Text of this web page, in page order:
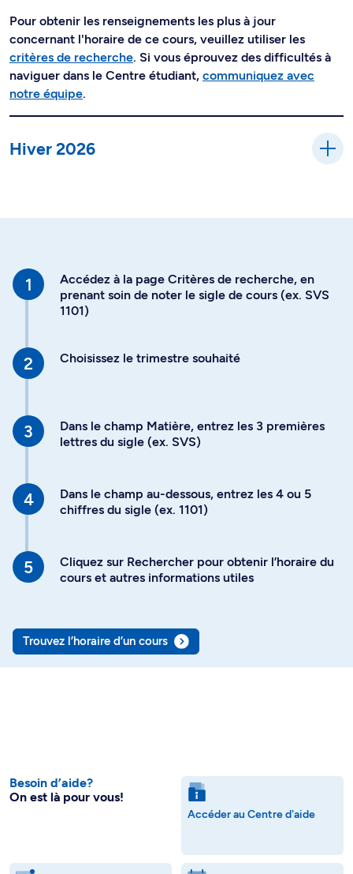
Pour obtenir les renseignements les plus à jour
concernant l'horaire de ce cours, veuillez utiliser les
critères de recherche. Si vous éprouvez des difficultés à
naviguer dans le Centre étudiant, communiquez avec
notre équipe.
Hiver 2026
Accédez à la page Critères de recherche, en
prenant soin de noter le sigle de cours (ex. SVS
1101)
Choisissez le trimestre souhaité
Dans le champ Matière, entrez les 3 premières
lettres du sigle (ex. SVS)
Dans le champ au-dessous, entrez les 4 ou 5
chiffres du sigle (ex. 1101)
Cliquez sur Rechercher pour obtenir l’horaire du
cours et autres informations utiles
Trouvez l’horaire d’un cours
Besoin d’aide?
On est là pour vous!
Accéder au Centre d'aide